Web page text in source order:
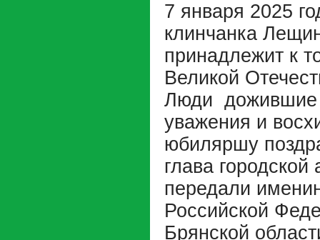
7 января 2025
клинчанка
принадлежит к
Великой
Люди дожившие
уважения и
юбиляршу
глава
передали
Российской
Брянской